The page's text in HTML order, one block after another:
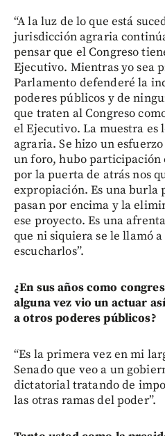
“A la luz de lo que está
jurisdicción agraria
pensar que el Congreso
Ejecutivo. Mientras yo sea
Parlamento defenderé la
poderes públicos y de
que traten al Congreso
el Ejecutivo. La muestra es
agraria. Se hizo un
un foro, hubo participación
por la puerta de atrás nos
expropiación. Es una burla
pasan por encima y la
ese proyecto. Es una
que ni siquiera se le llamó
escucharlos”.
¿En sus años como
alguna vez vio un actuar
a otros poderes públicos?
“Es la primera vez en mi
Senado que veo a un
dictatorial tratando de
las otras ramas del poder”.